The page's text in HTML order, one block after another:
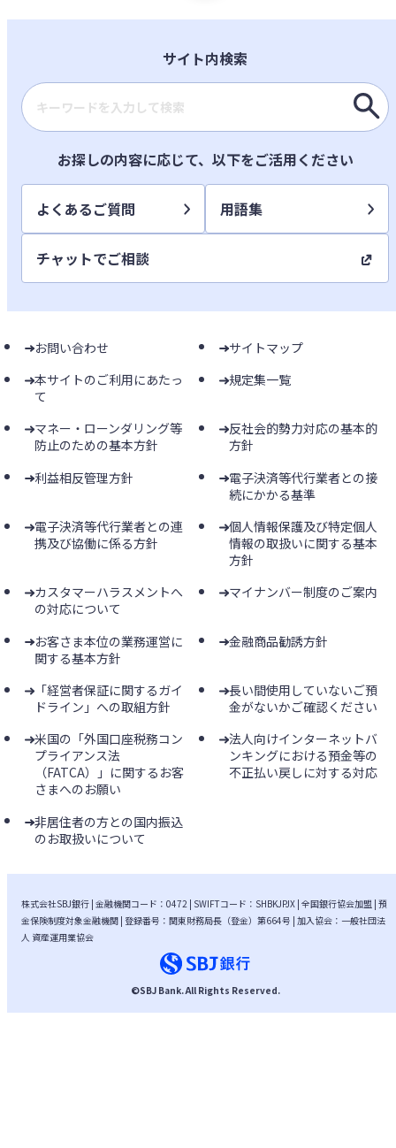
サイト内検索
検索キーワード入力
お探しの内容に応じて、以下をご活用ください
よくあるご質問 用語集
チャットでご相談
お問い合わせ
サイトマップ
本サイトのご利用にあたっ
て
規定集一覧
マネー・ローンダリング等
防止のための基本方針
反社会的勢力対応の基本的
方針
利益相反管理方針
電子決済等代行業者との接
続にかかる基準
電子決済等代行業者との連
携及び協働に係る方針
個人情報保護及び特定個人
情報の取扱いに関する基本
方針
カスタマーハラスメントへ
の対応について
マイナンバー制度のご案内
お客さま本位の業務運営に
関する基本方針
金融商品勧誘方針
「経営者保証に関するガイ
ドライン」への取組方針
長い間使用していないご預
金がないかご確認ください
米国の「外国口座税務コン
プライアンス法
（FATCA）」に関するお客
さまへのお願い
法人向けインターネットバ
ンキングにおける預金等の
不正払い戻しに対する対応
非居住者の方との国内振込
のお取扱いについて
株式会社SBJ銀行 | 金融機関コード：0472 | SWIFTコード：SHBKJPJX | 全国銀行協会加盟 | 預
金保険制度対象金融機関 | 登録番号：関東財務局長（登金）第664号 | 加入協会：一般社団法
人 資産運用業協会
©SBJ Bank. All Rights Reserved.